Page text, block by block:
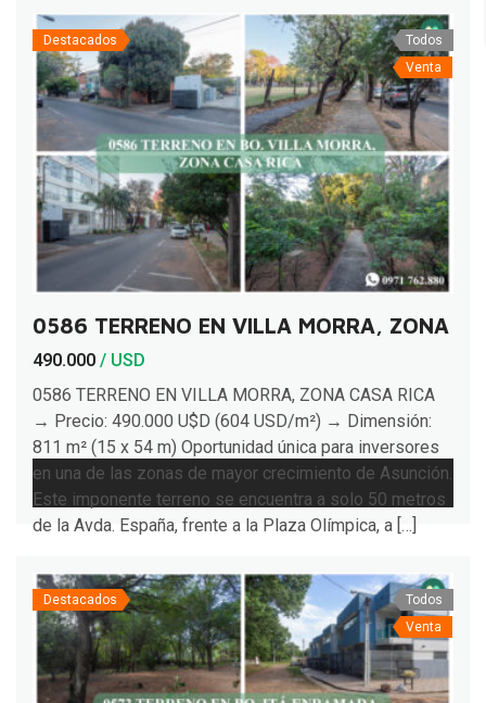
Destacados
Todos
Venta
0586 TERRENO EN VILLA MORRA, ZONA
490.000 / USD
0586 TERRENO EN VILLA MORRA, ZONA CASA RICA
→ Precio: 490.000 U$D (604 USD/m²) → Dimensión:
811 m² (15 x 54 m) Oportunidad única para inversores
en una de las zonas de mayor crecimiento de Asunción.
Este imponente terreno se encuentra a solo 50 metros
de la Avda. España, frente a la Plaza Olímpica, a […]
Destacados
Todos
Venta